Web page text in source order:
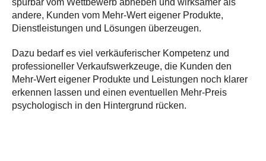
spürbar vom Wettbewerb abheben und wirksamer als
andere, Kunden vom Mehr-Wert eigener Produkte,
Dienstleistungen und Lösungen überzeugen.
Dazu bedarf es viel verkäuferischer Kompetenz und
professioneller Verkaufswerkzeuge, die Kunden den
Mehr-Wert eigener Produkte und Leistungen noch klarer
erkennen lassen und einen eventuellen Mehr-Preis
psychologisch in den Hintergrund rücken.